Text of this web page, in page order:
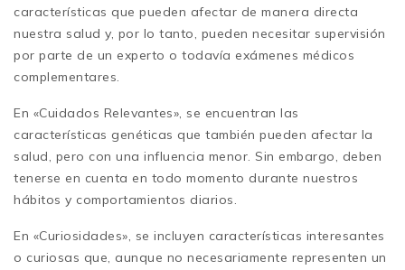
características que pueden afectar de manera directa
nuestra salud y, por lo tanto, pueden necesitar supervisión
por parte de un experto o todavía exámenes médicos
complementares.
En «Cuidados Relevantes», se encuentran las
características genéticas que también pueden afectar la
salud, pero con una influencia menor. Sin embargo, deben
tenerse en cuenta en todo momento durante nuestros
hábitos y comportamientos diarios.
En «Curiosidades», se incluyen características interesantes
o curiosas que, aunque no necesariamente representen un